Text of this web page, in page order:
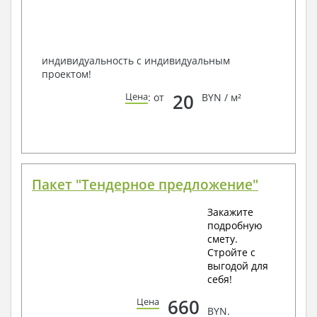
индивидуальность с индивидуальным
проектом!
Цена: от 20 BYN / м²
Пакет "Тендерное предложение"
Закажите
подробную
смету.
Стройте с
выгодой для
себя!
Цена 660 BYN.